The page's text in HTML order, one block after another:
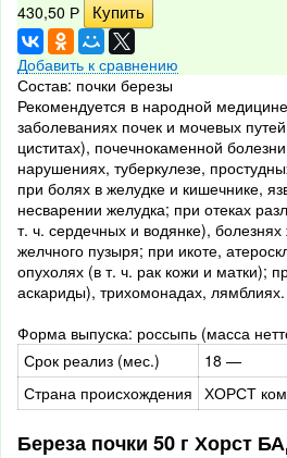
430,50 Р
Добавить к сравнению
Состав: почки березы
Рекомендуется в народной
заболеваниях почек и мочевых
циститах), почечнокаменной
нарушениях, туберкулезе,
при болях в желудке и кишечнике,
несварении желудка; при отеках
т. ч. сердечных и водянке),
желчного пузыря; при икоте,
опухолях (в т. ч. рак кожи и матки);
аскариды), трихомонадах, лямблиях.
Форма выпуска: россыпь (масса
Срок реализ (мес.)
18 —
Страна происхождения ХОРСТ
Береза почки 50 г Хорст